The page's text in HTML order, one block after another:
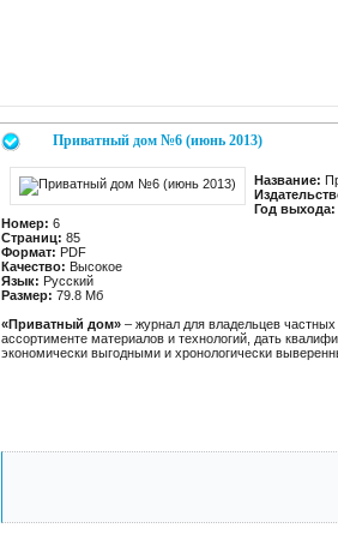
Приватный дом №6 (июнь 2013)
Название:
Год выхода:
Номер: 6
Страниц: 85
Формат: PDF
Качество: Высокое
Язык: Русский
Размер: 79.8 Мб
«Приватный дом» – журнал для владельцев
ассортименте материалов и технологий, дать
экономически выгодными и хронологически